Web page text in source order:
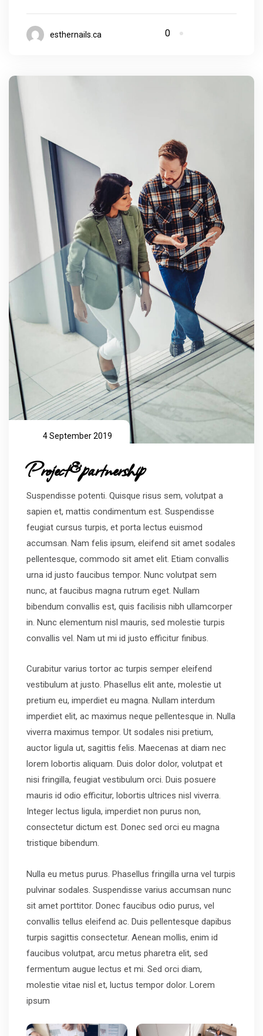
esthernails.ca 0
4 September 2019
Project&partnership
Suspendisse potenti. Quisque risus sem, volutpat a
sapien et, mattis condimentum est. Suspendisse
feugiat cursus turpis, et porta lectus euismod
accumsan. Nam felis ipsum, eleifend sit amet sodales
pellentesque, commodo sit amet elit. Etiam convallis
urna id justo faucibus tempor. Nunc volutpat sem
nunc, at faucibus magna rutrum eget. Nullam
bibendum convallis est, quis facilisis nibh ullamcorper
in. Nunc elementum nisl mauris, sed molestie turpis
convallis vel. Nam ut mi id justo efficitur finibus.
Curabitur varius tortor ac turpis semper eleifend
vestibulum at justo. Phasellus elit ante, molestie ut
pretium eu, imperdiet eu magna. Nullam interdum
imperdiet elit, ac maximus neque pellentesque in. Nulla
viverra maximus tempor. Ut sodales nisi pretium,
auctor ligula ut, sagittis felis. Maecenas at diam nec
lorem lobortis aliquam. Duis dolor dolor, volutpat et
nisi fringilla, feugiat vestibulum orci. Duis posuere
mauris id odio efficitur, lobortis ultrices nisl viverra.
Integer lectus ligula, imperdiet non purus non,
consectetur dictum est. Donec sed orci eu magna
tristique bibendum.
Nulla eu metus purus. Phasellus fringilla urna vel turpis
pulvinar sodales. Suspendisse varius accumsan nunc
sit amet porttitor. Donec faucibus odio purus, vel
convallis tellus eleifend ac. Duis pellentesque dapibus
turpis sagittis consectetur. Aenean mollis, enim id
faucibus volutpat, arcu metus pharetra elit, sed
fermentum augue lectus et mi. Sed orci diam,
molestie vitae nisl et, luctus tempor dolor. Lorem
ipsum